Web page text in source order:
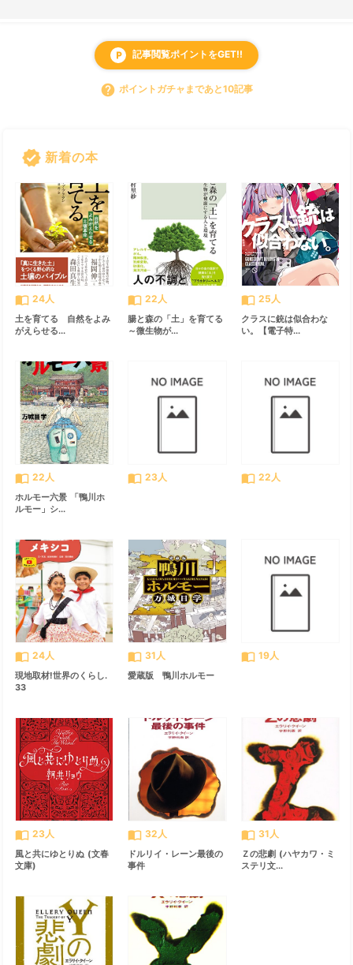
local_parking 記事閲覧ポイントをGET!!
help ポイントガチャまであと10記事
verified 新着の本
import_contacts 24人
土を育てる 自然をよみ
がえらせる...
import_contacts 22人
腸と森の「土」を育てる
～微生物が...
import_contacts 25人
クラスに銃は似合わな
い。【電子特...
import_contacts 22人
ホルモー六景 「鴨川ホ
ルモー」シ...
import_contacts 23人 import_contacts 22人
import_contacts 24人
現地取材!世界のくらし.
33
import_contacts 31人
愛蔵版 鴨川ホルモー
import_contacts 19人
import_contacts 23人
風と共にゆとりぬ (文春
文庫)
import_contacts 32人
ドルリイ・レーン最後の
事件
import_contacts 31人
Ｚの悲劇 (ハヤカワ・ミ
ステリ文...